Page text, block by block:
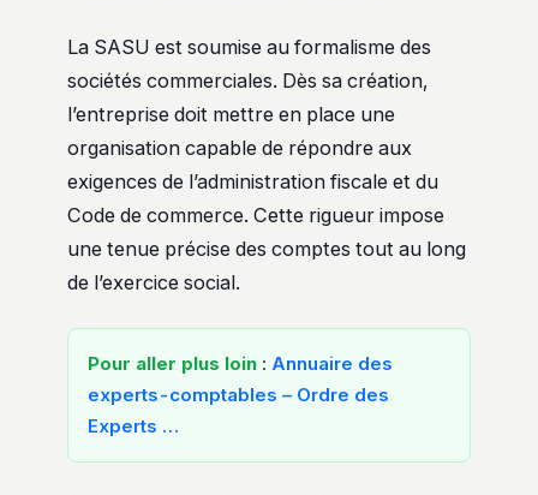
La SASU est soumise au formalisme des
sociétés commerciales. Dès sa création,
l’entreprise doit mettre en place une
organisation capable de répondre aux
exigences de l’administration fiscale et du
Code de commerce. Cette rigueur impose
une tenue précise des comptes tout au long
de l’exercice social.
Pour aller plus loin : Annuaire des
experts-comptables – Ordre des
Experts …